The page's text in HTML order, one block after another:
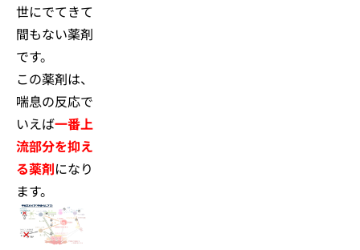
世にでてきて
間もない薬剤
です。
この薬剤は、
喘息の反応で
いえば一番上
流部分を抑え
る薬剤になり
ます。